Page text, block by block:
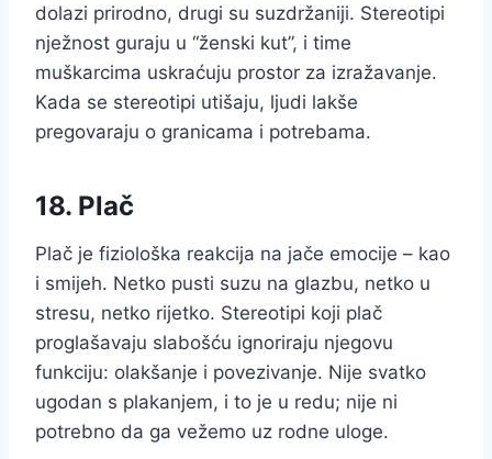
dolazi prirodno, drugi su suzdržaniji. Stereotipi
nježnost guraju u “ženski kut”, i time
muškarcima uskraćuju prostor za izražavanje.
Kada se stereotipi utišaju, ljudi lakše
pregovaraju o granicama i potrebama.
18. Plač
Plač je fiziološka reakcija na jače emocije – kao
i smijeh. Netko pusti suzu na glazbu, netko u
stresu, netko rijetko. Stereotipi koji plač
proglašavaju slabošću ignoriraju njegovu
funkciju: olakšanje i povezivanje. Nije svatko
ugodan s plakanjem, i to je u redu; nije ni
potrebno da ga vežemo uz rodne uloge.